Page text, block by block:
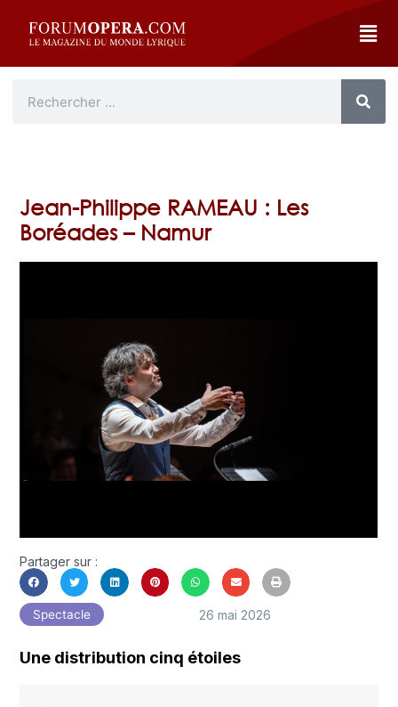
Jean-Philippe RAMEAU : Les
Boréades – Namur
Partager sur :
Spectacle 26 mai 2026
Une distribution cinq étoiles